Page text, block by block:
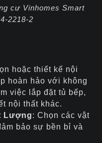
cư Vinhomes Smart
2218-2
hoặc thiết kế nội
hoàn hảo với không
việc lắp đặt tủ bếp,
nội thất khác.
Lượng: Chọn các vật
bảo sự bền bỉ và